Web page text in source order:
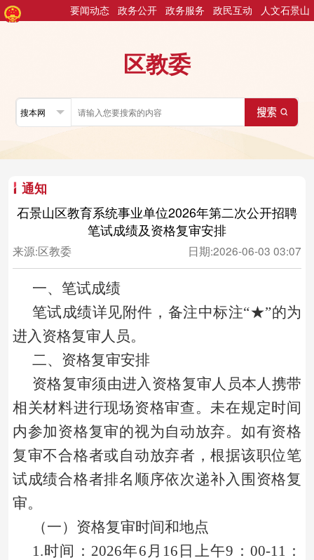
人文石景山
政民互动
政务服务
政务公开
要闻动态
区教委
通知
石景山区教育系统事业单位2026年第二次公开招聘
笔试成绩及资格复审安排
来源:区教委 日期:2026-06-03 03:07
一、笔试成绩
笔试成绩详见附件，备注中标注“★”的为
进入资格复审人员。
二、资格复审安排
资格复审须由进入资格复审人员本人携带
相关材料进行现场资格审查。未在规定时间
内参加资格复审的视为自动放弃。如有资格
复审不合格者或自动放弃者，根据该职位笔
试成绩合格者排名顺序依次递补入围资格复
审。
（一）资格复审时间和地点
1.时间：2026年6月 1 6日上午9：00-11：